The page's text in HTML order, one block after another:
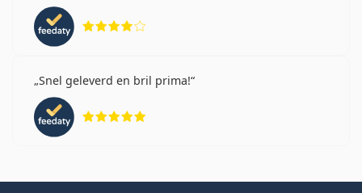
Snel geleverd en bril prima!